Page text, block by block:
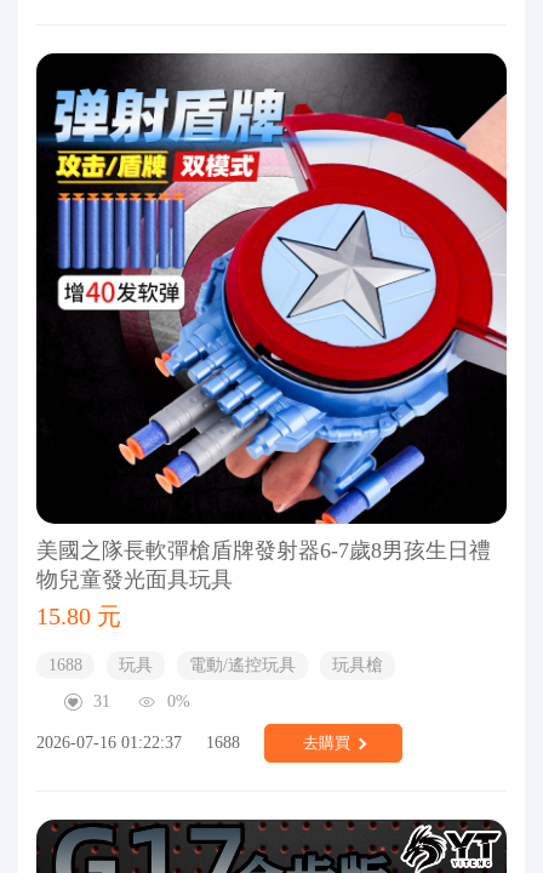
美國之隊長軟彈槍盾牌發射器6-7歲8男孩生日禮
物兒童發光面具玩具
15.80 元
1688 玩具 電動/遙控玩具
玩具槍
31
0%
2026-07-16 01:22:37 1688 去購買